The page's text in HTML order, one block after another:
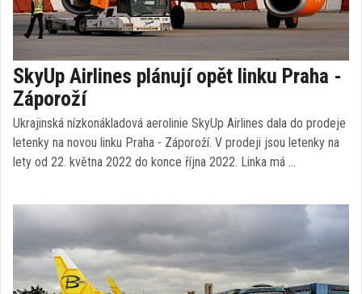
SkyUp Airlines plánují opět linku Praha -
Záporoží
Ukrajinská nízkonákladová aerolinie SkyUp Airlines dala do prodeje
letenky na novou linku Praha - Záporoží. V prodeji jsou letenky na
lety od 22. května 2022 do konce října 2022. Linka má …